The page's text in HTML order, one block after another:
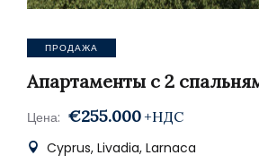
ПРОДАЖА
Апартаменты с 2
Цена: €255.000 +НДС
Cyprus, Livadia, Larnaca